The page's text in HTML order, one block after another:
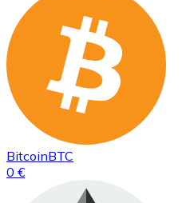
BitcoinBTC
0 €